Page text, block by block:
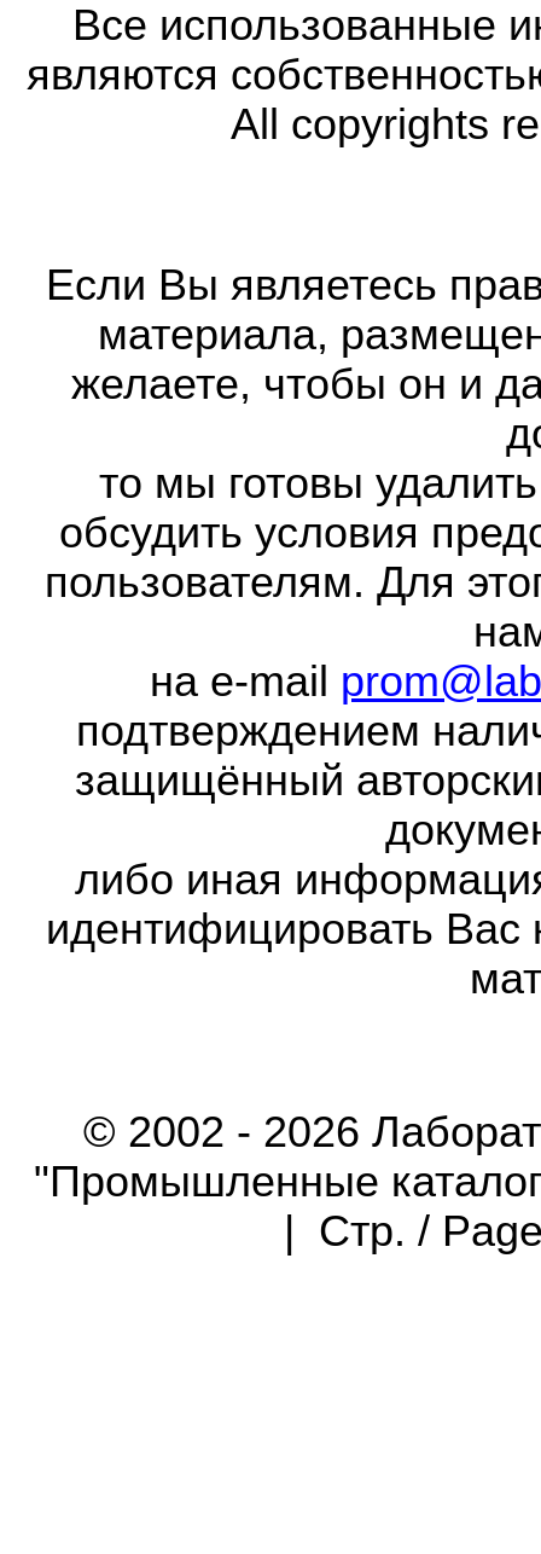
Все использованные
являются
All copyrights
Если Вы являетесь
материала,
желаете, чтобы он и
то мы готовы
обсудить условия
пользователям. Для
на e-mail
подтверждением
защищённый
либо иная
идентифицировать Вас
© 2002 - 2026
"Промышленные
| Стр. /